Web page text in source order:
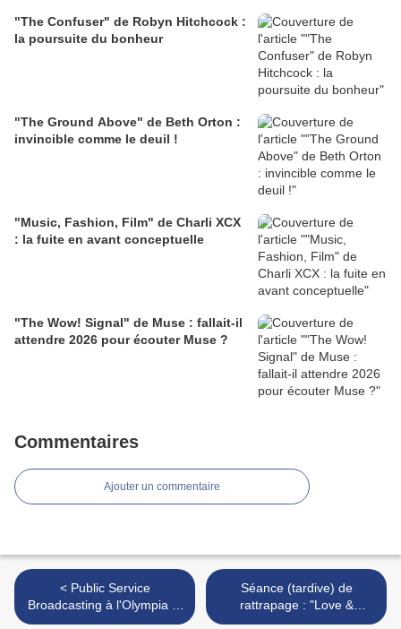
"The Confuser" de Robyn Hitchcock :
la poursuite du bonheur
"The Ground Above" de Beth Orton :
invincible comme le deuil !
"Music, Fashion, Film" de Charli XCX
: la fuite en avant conceptuelle
"The Wow! Signal" de Muse : fallait-il
attendre 2026 pour écouter Muse ?
Commentaires
Ajouter un commentaire
< Public Service
Broadcasting à l'Olympia le
vendredi 23 mars, en
Séance (tardive) de
rattrapage : "Love &
Friendship" de Whit Stillman